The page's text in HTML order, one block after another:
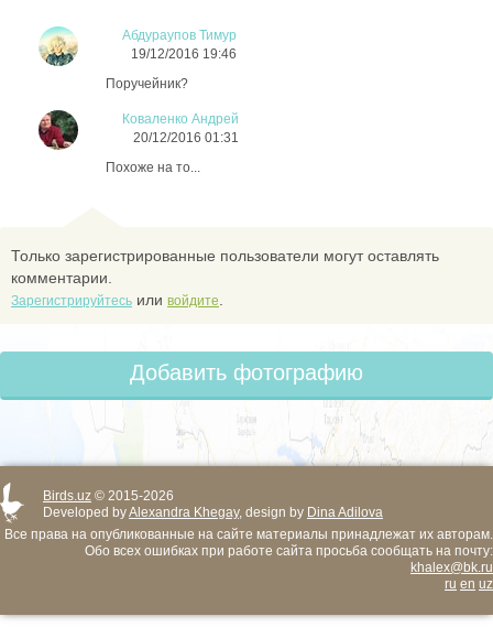
Абдураупов Тимур
19/12/2016 19:46
Поручейник?
Коваленко Андрей
20/12/2016 01:31
Похоже на то...
Только зарегистрированные пользователи могут оставлять
комментарии.
Зарегистрируйтесь или войдите
Добавить фотографию
Birds.uz © 2015-2026
Developed byAlexandra Khegay, design by Dina Adilova
Все права на опубликованные на сайте материалы принадлежат их авторам.
Обо всех ошибках при работе сайта просьба сообщать на почту:
khalex@bk.ru
ru en uz